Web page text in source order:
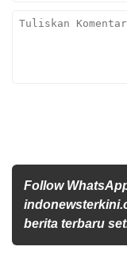
Follow
berita terbaru